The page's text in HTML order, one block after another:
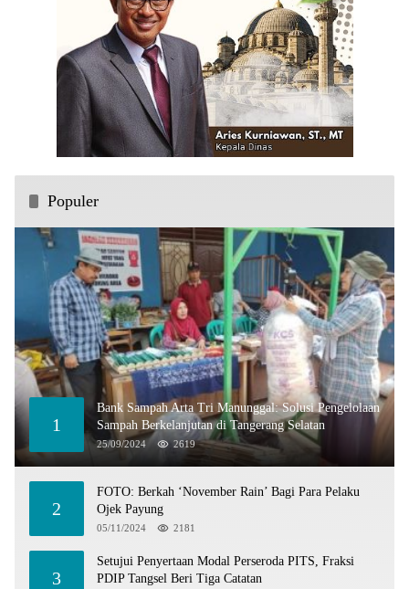
Populer
1
Bank Sampah Arta Tri Manunggal: Solusi Pengelolaan
Sampah Berkelanjutan di Tangerang Selatan
25/09/2024 2619
2
FOTO: Berkah ‘November Rain’ Bagi Para Pelaku
Ojek Payung
05/11/2024 2181
3
Setujui Penyertaan Modal Perseroda PITS, Fraksi
PDIP Tangsel Beri Tiga Catatan